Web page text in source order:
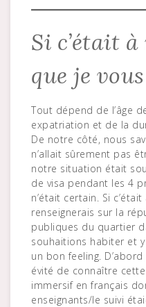
Si c’était
que je
Tout dépend de l’âge
expatriation et de la
De notre côté, nous
n’allait sûrement pas
notre situation était
de visa pendant les 4
n’était certain. Si
renseignerais sur la
publiques du quartier
souhaitions habiter et y
un bon feeling.
évité de connaître
immersif en français
enseignants/le suivi